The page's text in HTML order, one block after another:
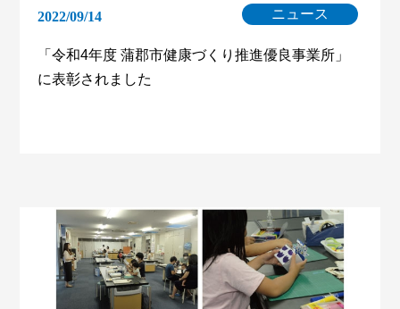
2022/09/14 ニュース
「令和4年度 蒲郡市健康づくり推進優良事業所」
に表彰されました